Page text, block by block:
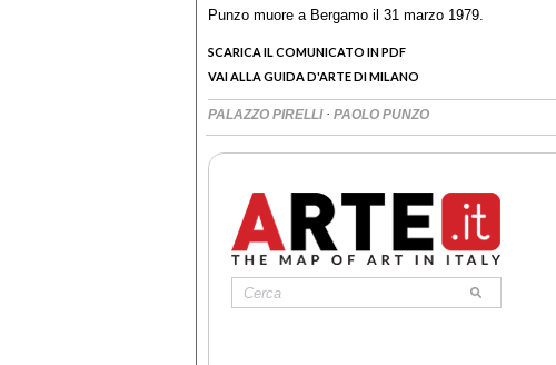
Punzo muore a Bergamo il 31 marzo 1979.
SCARICA IL COMUNICATO IN PDF
VAI ALLA GUIDA D'ARTE DI MILANO
PALAZZO PIRELLI · PAOLO PUNZO